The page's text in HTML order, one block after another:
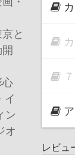
と
イ
ン
オ
レビュ